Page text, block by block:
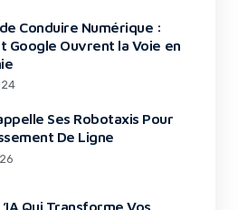
Conduire Numérique :
Google Ouvrent la Voie en
Ses Robotaxis Pour
De Ligne
Qui Transforme Vos
: Plainte Antitrust de l’UE